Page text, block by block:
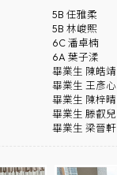
5B 任雅柔
5B 林峻熙
6C 潘卓楠
6A 葉子渘
畢業生 陳皓靖
畢業生 王彥心
畢業生 陳梓晴
畢業生 滕叡兒
畢業生 梁晉軒